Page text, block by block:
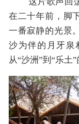
在二十年前，脚
一番寂静的光景
沙为伴的月牙泉
从“沙洲”到“乐土”